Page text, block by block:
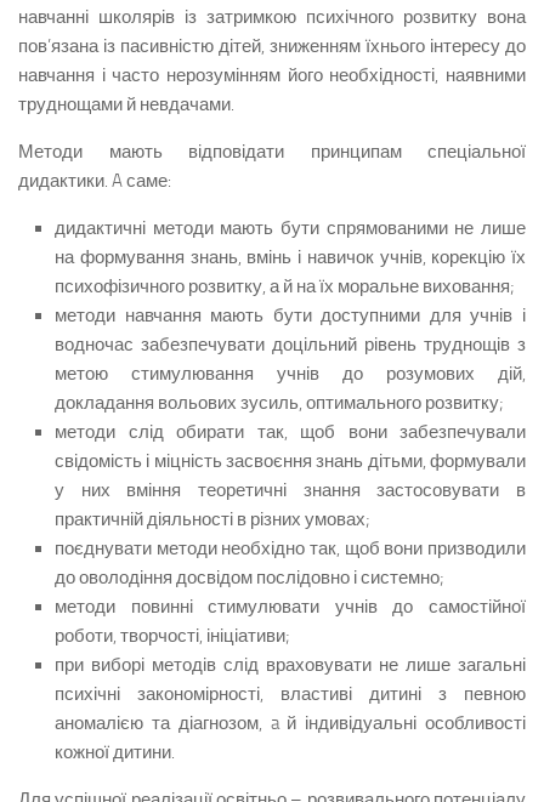
навчанні школярів із затримкою психічного розвитку вона
пов’язана із пасивністю дітей, зниженням їхнього інтересу до
навчання і часто нерозумінням його необхідності, наявними
труднощами й невдачами.
Методи мають відповідати принципам спеціальної
дидактики. A саме:
дидактичні методи мають бути спрямованими не лише
на формування знань, вмінь і навичок учнів, корекцію їх
психофізичного розвитку, а й на їх моральне виховання;
методи навчання мають бути доступними для учнів і
водночас забезпечувати доцільний рівень труднощів з
метою стимулювання учнів до розумових дій,
докладання вольових зусиль, оптимального розвитку;
методи слід обирати так, щоб вони забезпечували
свідомість і міцність засвоєння знань дітьми, формували
у них вміння теоретичні знання застосовувати в
практичній діяльності в різних умовах;
поєднувати методи необхідно так, щоб вони призводили
до оволодіння досвідом послідовно і системно;
методи повинні стимулювати учнів до самостійної
роботи, творчості, ініціативи;
при виборі методів слід враховувати не лише загальні
психічні закономірності, властиві дитині з певною
аномалією та діагнозом, a й індивідуальні особливості
кожної дитини.